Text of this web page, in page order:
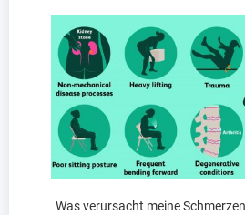
Was verursacht meine